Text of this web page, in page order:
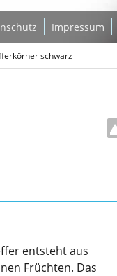
Impressum
schwarz
entsteht aus
Früchten. Das